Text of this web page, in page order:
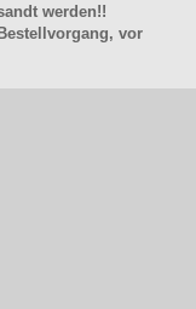
werden!!
vor